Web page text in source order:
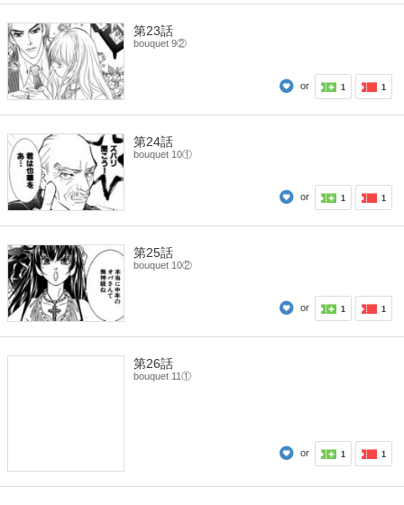
第23話
bouquet 9②
or 1 1
第24話
bouquet 10①
or 1 1
第25話
bouquet 10②
or 1 1
第26話
bouquet 11①
or 1 1